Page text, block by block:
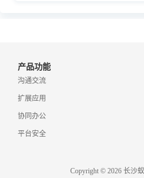
产品功能
沟通交流
扩展应用
协同办公
平台安全
Copyright © 2026 长沙